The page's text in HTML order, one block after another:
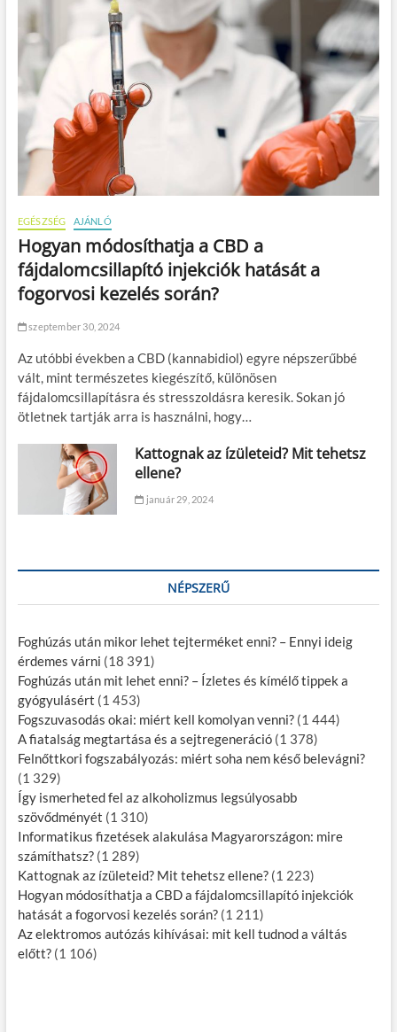
EGÉSZSÉG AJÁNLÓ
Hogyan módosíthatja a CBD a
fájdalomcsillapító injekciók hatását a
fogorvosi kezelés során?
szeptember 30, 2024
Az utóbbi években a CBD (kannabidiol) egyre népszerűbbé
vált, mint természetes kiegészítő, különösen
fájdalomcsillapításra és stresszoldásra keresik. Sokan jó
ötletnek tartják arra is használni, hogy…
Kattognak az ízületeid? Mit tehetsz
ellene?
január 29, 2024
NÉPSZERŰ
Foghúzás után mikor lehet tejterméket enni? – Ennyi ideig
érdemes várni (18 391)
Foghúzás után mit lehet enni? – Ízletes és kímélő tippek a
gyógyulásért (1 453)
Fogszuvasodás okai: miért kell komolyan venni? (1 444)
A fiatalság megtartása és a sejtregeneráció (1 378)
Felnőttkori fogszabályozás: miért soha nem késő belevágni?
(1 329)
Így ismerheted fel az alkoholizmus legsúlyosabb
szövődményét (1 310)
Informatikus fizetések alakulása Magyarországon: mire
számíthatsz? (1 289)
Kattognak az ízületeid? Mit tehetsz ellene? (1 223)
Hogyan módosíthatja a CBD a fájdalomcsillapító injekciók
hatását a fogorvosi kezelés során? (1 211)
Az elektromos autózás kihívásai: mit kell tudnod a váltás
előtt? (1 106)